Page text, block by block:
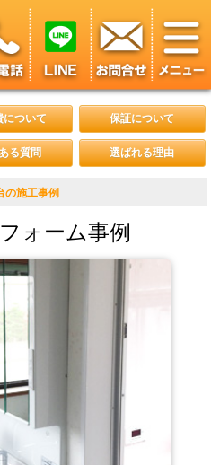
について 保証について
る質問 選ばれる理由
の施工事例
ォーム事例